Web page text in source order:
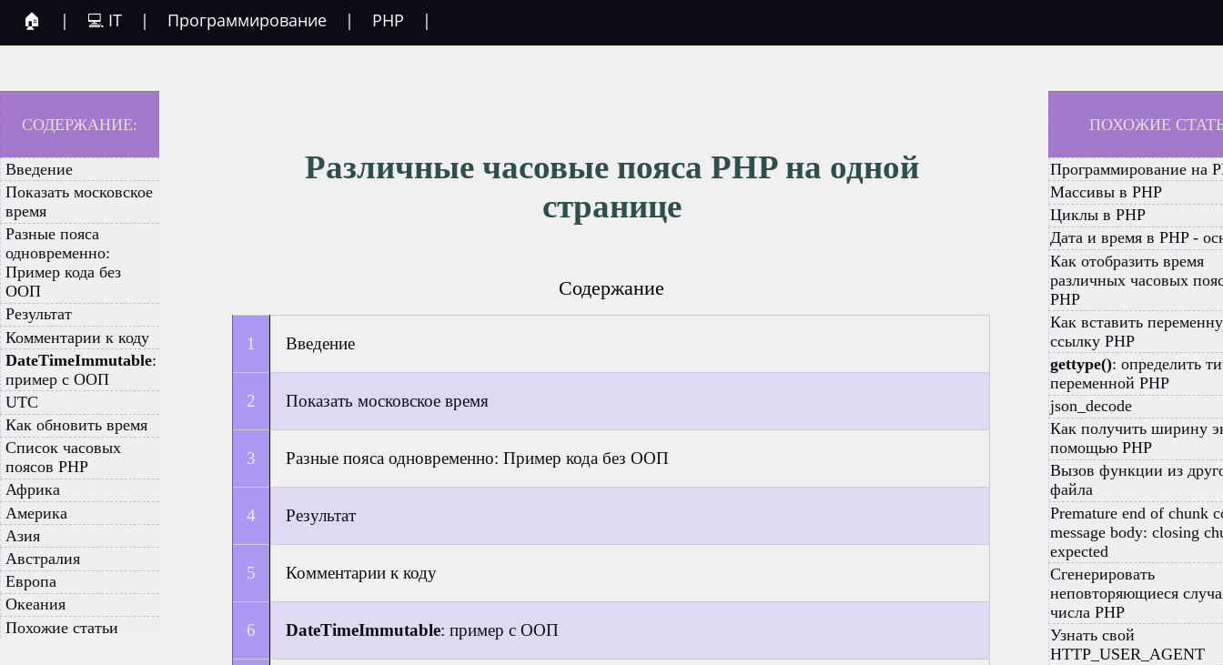
🏠 | 💻 IT | Программирование | PHP |
ПОХОЖИЕ
Программирование на
Массивы в PHP
Циклы в PHP
Дата и время в PHP -
Как отобразить время
различных часовых
PHP
Как вставить
ссылку PHP
gettype(): определить
переменной PHP
json_decode
Как получить ширину
помощью PHP
Вызов функции из
файла
Premature end of chunk
message body: closing
expected
Сгенерировать
неповторяющиеся
числа PHP
Узнать свой
HTTP_USER_AGENT
СОДЕРЖАНИЕ:
Введение
Показать московское
время
Разные пояса
одновременно:
Пример кода без
ООП
Результат
Комментарии к коду
DateTimeImmutable:
пример с ООП
UTC
Как обновить время
Список часовых
поясов PHP
Африка
Америка
Азия
Австралия
Европа
Океания
Похожие статьи
Различные часовые пояса PHP на одной
странице
Содержание
Введение
Показать московское время
Разные пояса одновременно: Пример кода без ООП
Результат
Комментарии к коду
DateTimeImmutable: пример с ООП